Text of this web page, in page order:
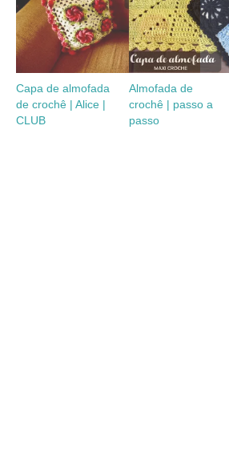
Capa de almofada
de crochê | Alice |
CLUB
Almofada de
crochê | passo a
passo